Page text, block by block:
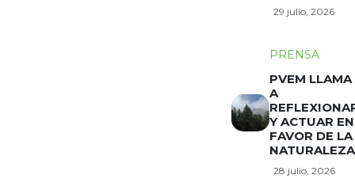
29 julio, 2026
PRENSA
PVEM LLAMA
A
Y ACTUAR EN
FAVOR DE LA
NATURALEZA
28 julio, 2026